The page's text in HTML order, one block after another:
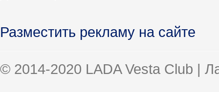
Разместить рекламу на сайте
© 2014-2020 LADA Vesta Club |